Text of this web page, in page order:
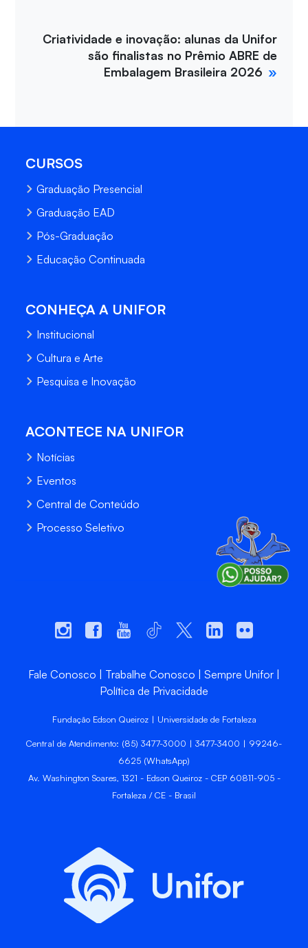
Criatividade e inovação: alunas da Unifor
são finalistas no Prêmio ABRE de
Embalagem Brasileira 2026
CURSOS
Graduação Presencial
Graduação EAD
Pós-Graduação
Educação Continuada
CONHEÇA A UNIFOR
Institucional
Cultura e Arte
Pesquisa e Inovação
ACONTECE NA UNIFOR
Notícias
Eventos
Central de Conteúdo
Processo Seletivo
Fale Conosco Trabalhe Conosco
Sempre Unifor
Política de Privacidade
Fundação Edson Queiroz | Universidade de Fortaleza
Central de Atendimento: (85) 3477-3000 | 3477-3400 | 99246-
6625 (WhatsApp)
Av. Washington Soares, 1321 - Edson Queiroz - CEP 60811-905 -
Fortaleza / CE - Brasil